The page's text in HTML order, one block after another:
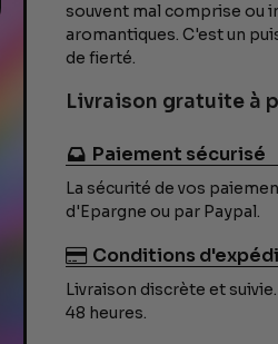
souvent mal comprise ou
aromantiques. C'est un
de fierté.
Livraison gratuite à
Paiement sécurisé
La sécurité de vos
d'Epargne ou par Paypal.
Conditions
Livraison discrète et
48 heures.